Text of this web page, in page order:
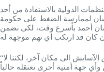
الدولية بالاستفادة من أحد
لممارسة الضغط على حكومة
أحمد بأسرع وقت، لكي نضمن
“كل ما نعرفه هو أن سليمان نقل من الآسايش الى مكان آخر، لكننا لا